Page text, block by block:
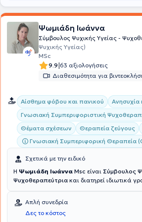
Ψωμιάδη Ιωάννα
Σύμβουλος Ψυχικής Υγείας -
Ψυχικής Υγείας)
MSc
9.9|63 αξιολογήσεις
Διαθεσιμότητα για
Αίσθημα φόβου και πανικού
Ανησυχία
Γνωσιακή Συμπεριφοριστική
Θέματα σχέσεων
Θεραπεία ζεύγους
Γνωσιακή Συμπεριφορική Θεραπεία
Σχετικά με την ειδικό
Η Ψωμιάδη Ιωάννα Msc είναι Σύμβουλος
Ψυχοθεραπεύτρια και διατηρεί ιδιωτικά
Κολλέγιο Αθηνών και κατέχει
Συμπεριφοριστικής Θεωρίας & Κλινικής
Καποδιστριακό Πανεπιστήμιο Αθηνών
Απλή συνεδρία
Δες το κόστος